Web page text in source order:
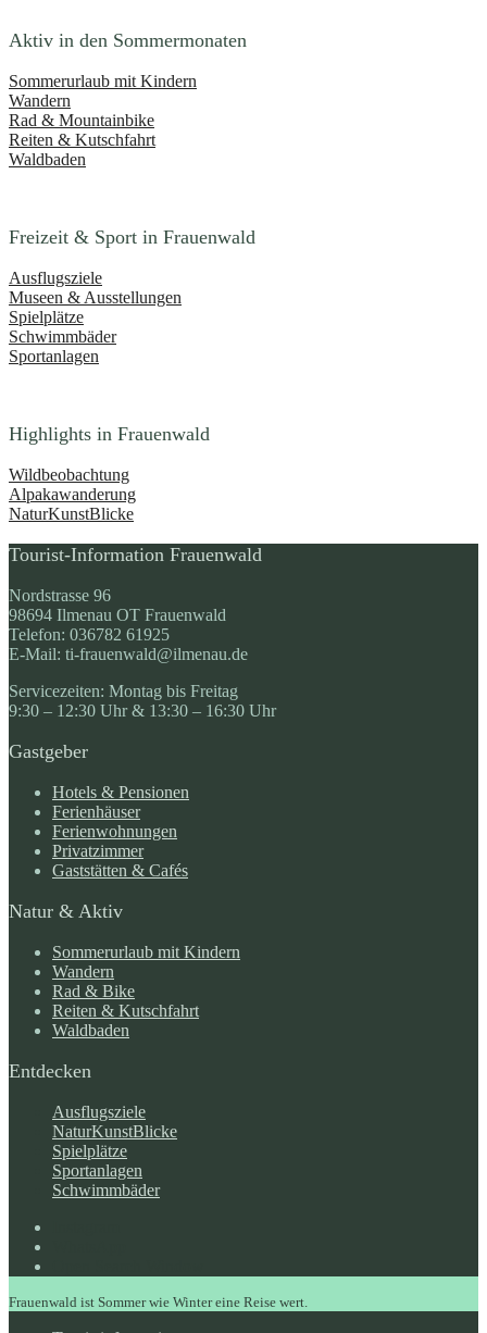
Aktiv in den Sommermonaten
Sommerurlaub mit Kindern
Wandern
Rad & Mountainbike
Reiten & Kutschfahrt
Waldbaden
Freizeit & Sport in Frauenwald
Ausflugsziele
Museen & Ausstellungen
Spielplätze
Schwimmbäder
Sportanlagen
Highlights in Frauenwald
Wildbeobachtung
Alpakawanderung
NaturKunstBlicke
Tourist-Information Frauenwald
Nordstrasse 96
98694 Ilmenau OT Frauenwald
Telefon: 036782 61925
E-Mail: ti-frauenwald@ilmenau.de
Servicezeiten: Montag bis Freitag
9:30 – 12:30 Uhr & 13:30 – 16:30 Uhr
Gastgeber
Hotels & Pensionen
Ferienhäuser
Ferienwohnungen
Privatzimmer
Gaststätten & Cafés
Natur & Aktiv
Sommerurlaub mit Kindern
Wandern
Rad & Bike
Reiten & Kutschfahrt
Waldbaden
Entdecken
Ausflugsziele
NaturKunstBlicke
Spielplätze
Sportanlagen
Schwimmbäder
Frauenwald ist Sommer wie Winter eine Reise wert.